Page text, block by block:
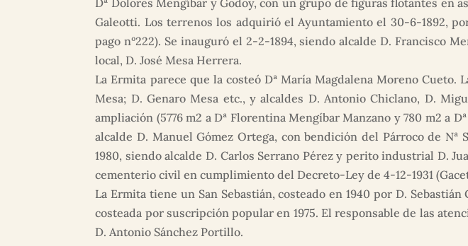
Galeotti. Los terrenos los adquirió el Ayuntamiento el 30-6-1892,
pago nº222). Se inauguró el 2-2-1894, siendo alcalde D. Francisco
local, D. José Mesa Herrera.
La Ermita parece que la costeó Dª María Magdalena Moreno Cueto.
Mesa; D. Genaro Mesa etc., y alcaldes D. Antonio Chiclano, D.
ampliación (5776 m2 a Dª Florentina Mengíbar Manzano y 780 m2 a
alcalde D. Manuel Gómez Ortega, con bendición del Párroco de
1980, siendo alcalde D. Carlos Serrano Pérez y perito industrial D.
cementerio civil en cumplimiento del Decreto-Ley de 4-12-1931
La Ermita tiene un San Sebastián, costeado en 1940 por D.
costeada por suscripción popular en 1975. El responsable de las
D. Antonio Sánchez Portillo.